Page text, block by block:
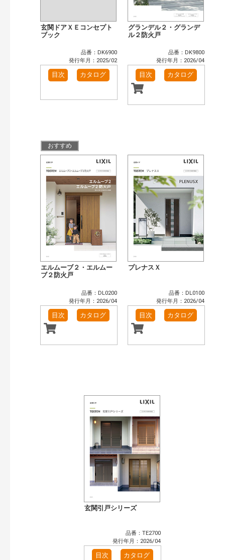
窓・シャッター（1）
玄関ドア・引戸（5）
インテリア建材（6）
浴室（10）
太陽光発電・屋根・外壁（1）
発行年で検索
玄関ドアＸＥコンセプト
ブック
品番：DK6900
発行年月：2025/02
目次 カタログ
グランデル２・グランデ
ル２防火戸
品番：DK9800
発行年月：2026/04
目次 カタログ
おすすめ
エルムーブ２・エルムー
ブ２防火戸
品番：DL0200
発行年月：2026/04
目次 カタログ
プレナスＸ
品番：DL0100
発行年月：2026/04
目次 カタログ
玄関引戸シリーズ
品番：TE2700
発行年月：2026/04
目次 カタログ